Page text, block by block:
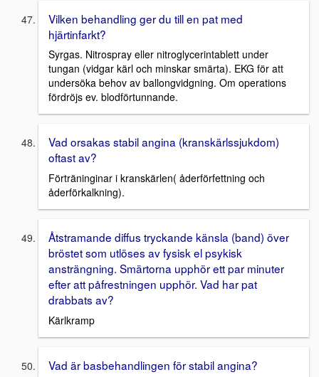
Vilken behandling ger du till en pat med
hjärtinfarkt?
Syrgas. Nitrospray eller nitroglycerintablett under
tungan (vidgar kärl och minskar smärta). EKG för att
undersöka behov av ballongvidgning. Om operations
fördröjs ev. blodförtunnande.
Vad orsakas stabil angina (kranskärlssjukdom)
oftast av?
Förträninginar i kranskärlen( åderförfettning och
åderförkalkning).
Åtstramande diffus tryckande känsla (band) över
bröstet som utlöses av fysisk el psykisk
ansträngning. Smärtorna upphör ett par minuter
efter att påfrestningen upphör. Vad har pat
drabbats av?
Kärlkramp
Vad är basbehandlingen för stabil angina?